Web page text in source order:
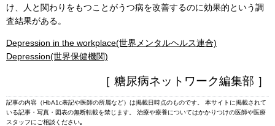
け、人と関わりをもつことがうつ病を改善するのに効果的という調
査結果がある。
Depression in the workplace(世界メンタルヘルス連合)
Depression(世界保健機関)
［ 糖尿病ネットワーク編集部 ］
記事の内容（HbA1c表記や医師の所属など）は掲載日時点のものです。 本サイトに掲載されて
いる記事・写真・図表の無断転載を禁じます。 治療や療養についてはかかりつけの医師や医療
スタッフにご相談ください｡